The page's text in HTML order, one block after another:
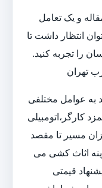
و یک تعامل
انتظار داشت تا
را تجربه کنید.
تهران
به عوامل مختلفی
کارگر،اتومبیلی
مسیر تا مقصد
اثاث کشی می
قیمتی